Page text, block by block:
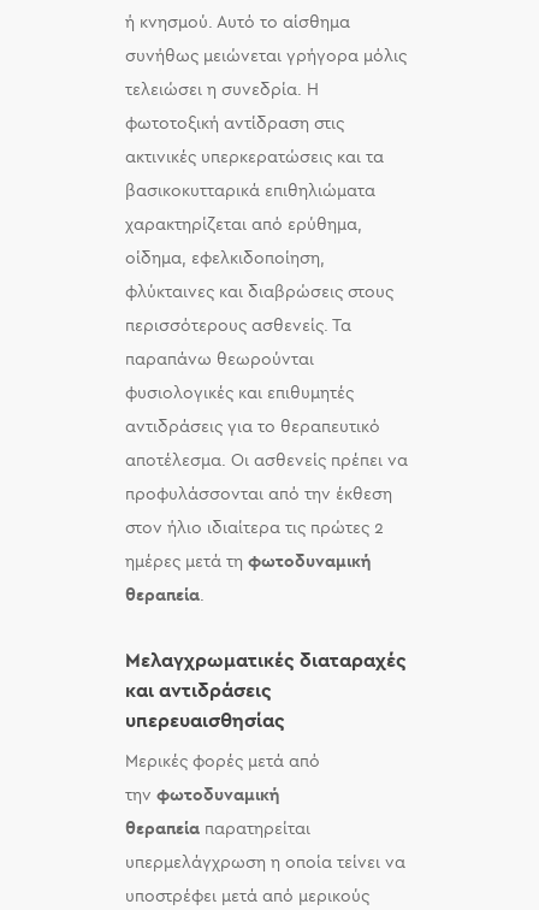
ή κνησμού. Αυτό το αίσθημα
συνήθως μειώνεται γρήγορα μόλις
τελειώσει η συνεδρία. Η
φωτοτοξική αντίδραση στις
ακτινικές υπερκερατώσεις και τα
βασικοκυτταρικά επιθηλιώματα
χαρακτηρίζεται από ερύθημα,
οίδημα, εφελκιδοποίηση,
φλύκταινες και διαβρώσεις στους
περισσότερους ασθενείς. Τα
παραπάνω θεωρούνται
φυσιολογικές και επιθυμητές
αντιδράσεις για το θεραπευτικό
αποτέλεσμα. Οι ασθενείς πρέπει να
προφυλάσσονται από την έκθεση
στον ήλιο ιδιαίτερα τις πρώτες 2
ημέρες μετά τη φωτοδυναμική
θεραπεία.
Μελαγχρωματικές διαταραχές
και αντιδράσεις
υπερευαισθησίας
Μερικές φορές μετά από
την φωτοδυναμική
θεραπεία παρατηρείται
υπερμελάγχρωση η οποία τείνει να
υποστρέφει μετά από μερικούς